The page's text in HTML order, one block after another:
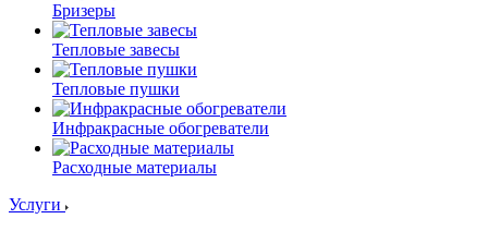
Бризеры
Тепловые завесы
Тепловые пушки
Инфракрасные обогреватели
Расходные материалы
Услуги